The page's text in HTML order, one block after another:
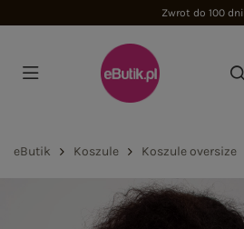
Zwrot do 100 dni
eButik Koszule Koszule oversize